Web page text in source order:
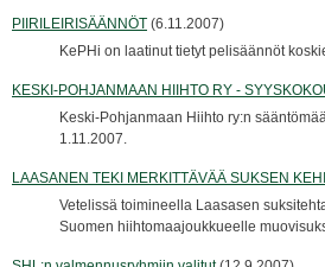
PIIRILEIRISÄÄNNÖT (6.11.2007)
KePHi on laatinut tietyt pelisäännöt
KESKI-POHJANMAAN HIIHTO RY -
Keski-Pohjanmaan Hiihto ry:n
1.11.2007.
LAASANEN TEKI MERKITTÄVÄÄ SUKSEN
Vetelissä toimineella Laasasen
Suomen hiihtomaajoukkueelle